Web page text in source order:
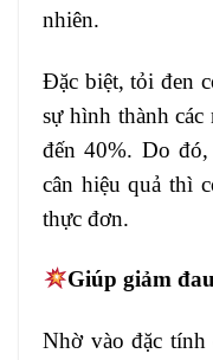
nhiên.
Đặc biệt, tỏi đen
sự hình thành
đến 40%. Do
cân hiệu quả thì
thực đơn.
Giúp giảm
Nhờ vào đặc